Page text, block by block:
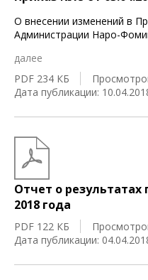
О внесении изменений в
Администрации Наро-
далее
PDF 234 КБ
Дата публикации:
Отчет о результатах
2018 года
PDF 122 КБ
Дата публикации: